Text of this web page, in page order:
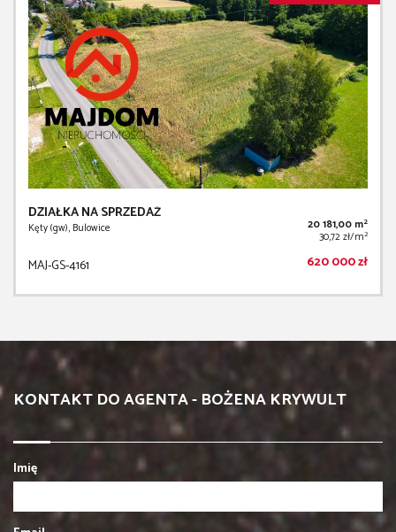
DZIAŁKA NA SPRZEDAŻ
Kęty (gw), Bulowice 20 181,00 m2
30,72 zł/m2
MAJ-GS-4161 620 000 zł
KONTAKT DO AGENTA - BOŻENA KRYWULT
Imię